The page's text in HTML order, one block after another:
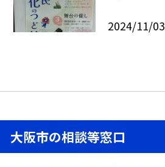
2024/11/03
大阪市の相談等窓口